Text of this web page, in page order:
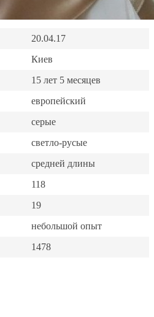
20.04.17
Киев
15 лет 5 месяцев
европейский
серые
светло-русые
средней длины
118
19
небольшой опыт
1478